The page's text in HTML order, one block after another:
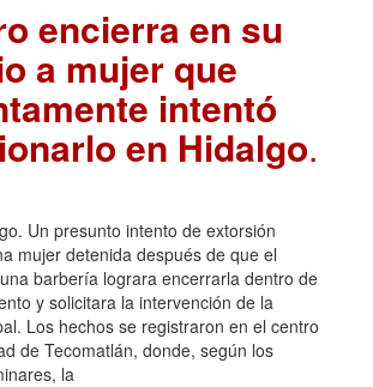
encierra en su
a mujer que
intentó
en Hidalgo.
Un presunto intento de extorsión
mujer detenida después de que el
barbería lograra encerrarla dentro de
y solicitara la intervención de la
Los hechos se registraron en el centro
de Tecomatlán, donde, según los
la